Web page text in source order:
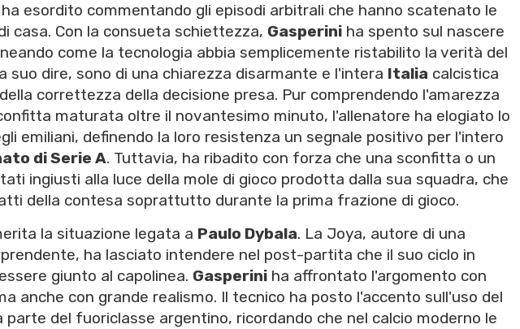
ha esordito commentando gli episodi arbitrali che hanno scatenato le
casa. Con la consueta schiettezza, Gasperini ha spento sul nascere
come la tecnologia abbia semplicemente ristabilito la verità del
suo dire, sono di una chiarezza disarmante e l'intera Italia calcistica
correttezza della decisione presa. Pur comprendendo l'amarezza
maturata oltre il novantesimo minuto, l'allenatore ha elogiato lo
emiliani, definendo la loro resistenza un segnale positivo per l'intero
di Serie A. Tuttavia, ha ribadito con forza che una sconfitta o un
ingiusti alla luce della mole di gioco prodotta dalla sua squadra, che
della contesa soprattutto durante la prima frazione di gioco.
la situazione legata a Paulo Dybala. La Joya, autore di una
ha lasciato intendere nel post-partita che il suo ciclo in
giunto al capolinea. Gasperini ha affrontato l'argomento con
anche con grande realismo. Il tecnico ha posto l'accento sull'uso del
parte del fuoriclasse argentino, ricordando che nel calcio moderno le